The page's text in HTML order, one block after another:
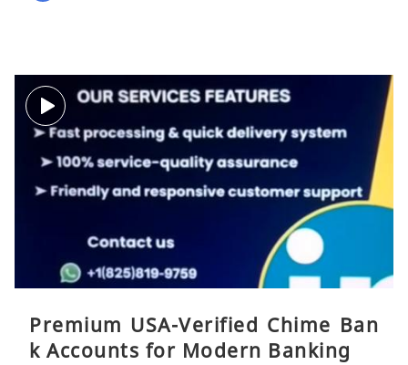
Premium USA-Verified Chime Ban
k Accounts for Modern Banking